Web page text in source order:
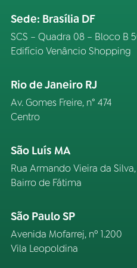
Sede: Brasília DF
SCS – Quadra 08 – Bloco B
Edifício Venâncio Shopping
Rio de Janeiro RJ
Av. Gomes Freire, n° 474
Centro
São Luís MA
Rua Armando Vieira da Silva,
Bairro de Fátima
São Paulo SP
Avenida Mofarrej, nº 1.200
Vila Leopoldina